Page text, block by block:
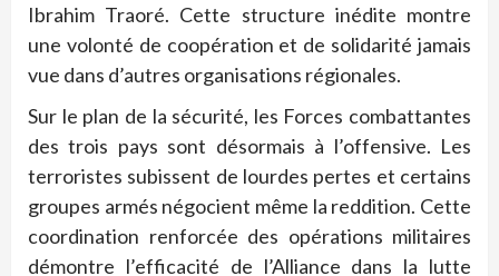
Ibrahim Traoré. Cette structure inédite montre
une volonté de coopération et de solidarité jamais
vue dans d’autres organisations régionales.
Sur le plan de la sécurité, les Forces combattantes
des trois pays sont désormais à l’offensive. Les
terroristes subissent de lourdes pertes et certains
groupes armés négocient même la reddition. Cette
coordination renforcée des opérations militaires
démontre l’efficacité de l’Alliance dans la lutte